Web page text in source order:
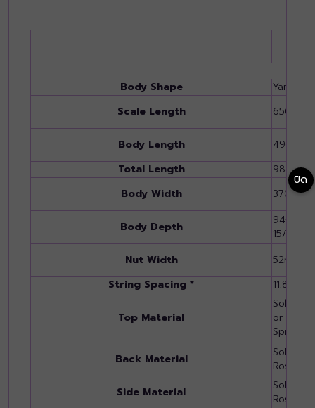
Body Shape
Yamaha
Scale Length
650mm
Body Length
490mm
Total Length
988mm
Body Width
370mm
Body Depth
94-
15/16")
Nut Width
52mm
String Spacing *
11.8mm
Top Material
Solid
or Solid
Spruce
Back Material
Solid
Side Material
Solid
ปิด